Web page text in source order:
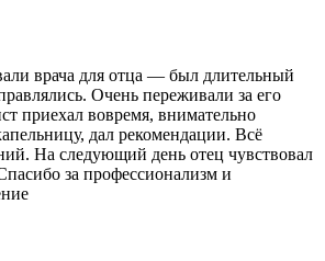
врача для отца — был длительный
Очень переживали за его
приехал вовремя, внимательно
дал рекомендации. Всё
На следующий день отец чувствовал
за профессионализм и